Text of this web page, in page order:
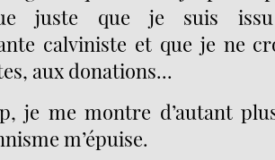
juste que je suis
calviniste et que je ne
aux donations...
je me montre d’autant
m’épuise.